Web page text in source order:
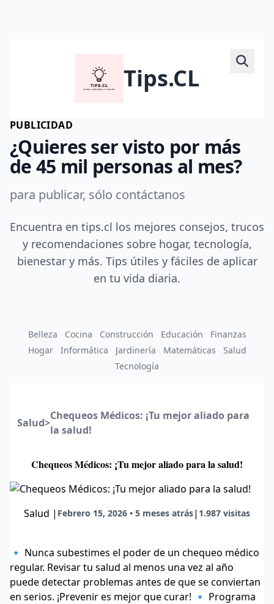
Tips.CL
PUBLICIDAD
¿Quieres ser visto por más
de 45 mil personas al mes?
para publicar, sólo contáctanos
Encuentra en tips.cl los mejores consejos, trucos
y recomendaciones sobre hogar, tecnología,
bienestar y más. Tips útiles y fáciles de aplicar
en tu vida diaria.
Belleza Cocina Construcción Educación
Finanzas
Hogar
Informática Jardinería Matemáticas
Salud
Tecnología
Salud>
Chequeos Médicos: ¡Tu mejor aliado para
la salud!
Chequeos Médicos: ¡Tu mejor aliado para la salud!
Salud | Febrero 15, 2026 • 5 meses atrás| 1.987 visitas
🔹 Nunca subestimes el poder de un chequeo médico
regular. Revisar tu salud al menos una vez al año
puede detectar problemas antes de que se conviertan
en serios. ¡Prevenir es mejor que curar! 🔹 Programa